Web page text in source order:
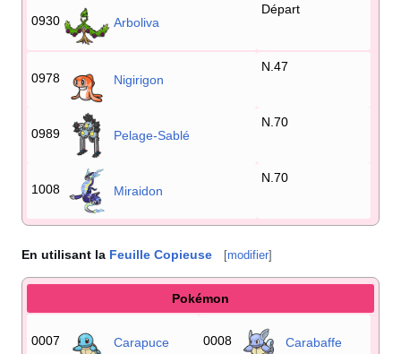
0930 Arboliva
Départ
0978 Nigirigon
N.47
0989 Pelage-Sablé
N.70
1008 Miraidon
N.70
En utilisant la Feuille Copieuse [modifier]
Pokémon
0007 Carapuce 0008 Carabaffe